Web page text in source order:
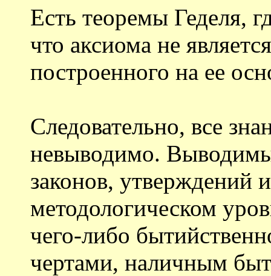
Есть теоремы Геделя,
что аксиома не
построенного на ее
Следовательно, все
невыводимо.
законов, утверждений
методологическом
чего-либо
чертами, наличным